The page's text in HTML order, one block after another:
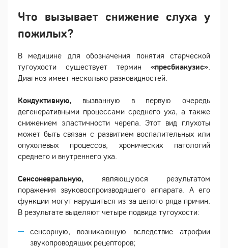
Что вызывает снижение слуха у
пожилых?
В медицине для обозначения понятия старческой
тугоухости существует термин «пресбиакузис»
Диагноз имеет несколько разновидностей.
Кондуктивную, вызванную в первую очередь
дегенеративными процессами среднего уха, а также
снижением эластичности черепа. Этот вид глухоты
может быть связан с развитием воспалительных или
опухолевых процессов, хронических патологий
среднего и внутреннего уха.
Сенсоневральную, являющуюся результатом
поражения звуковоспроизводящего аппарата. А его
функции могут нарушиться из-за целого ряда причин.
В результате выделяют четыре подвида тугоухости:
сенсорную, возникающую вследствие атрофии
звукопроводящих рецепторов;